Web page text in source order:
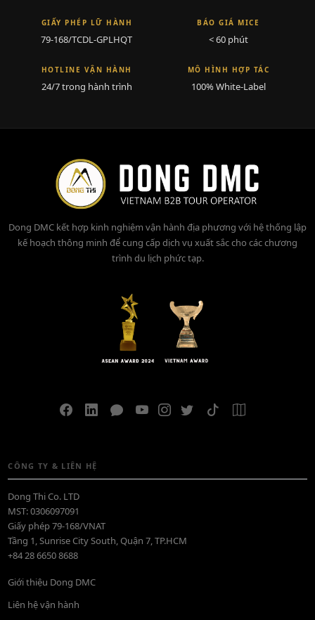
GIẤY PHÉP LỮ HÀNH
79-168/TCDL-GPLHQT
BÁO GIÁ MICE
< 60 phút
HOTLINE VẬN HÀNH
24/7 trong hành trình
MÔ HÌNH HỢP TÁC
100% White-Label
Dong DMC kết hợp kinh nghiệm vận hành địa phương với hệ thống lập
kế hoạch thông minh để cung cấp dịch vụ xuất sắc cho các chương
trình du lịch phức tạp.
CÔNG TY & LIÊN HỆ
Dong Thi Co. LTD
MST: 0306097091
Giấy phép 79-168/VNAT
Tầng 1, Sunrise City South, Quận 7, TP.HCM
+84 28 6650 8688
Giới thiệu Dong DMC
Liên hệ vận hành